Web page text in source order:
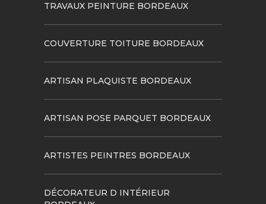
TRAVAUX PEINTURE BORDEAUX
COUVERTURE TOITURE BORDEAUX
ARTISAN PLAQUISTE BORDEAUX
ARTISAN POSE PARQUET BORDEAUX
ARTISTES PEINTRES BORDEAUX
DÉCORATEUR D INTÉRIEUR